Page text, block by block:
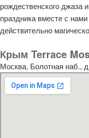
рождественского джаза
праздника вместе с
действительно
Крым Terrace
Москва, Болотная наб.,